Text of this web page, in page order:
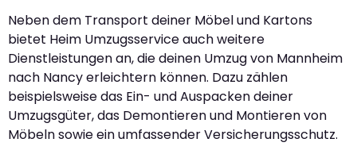
Neben dem Transport deiner Möbel und Kartons
bietet Heim Umzugsservice auch weitere
Dienstleistungen an, die deinen Umzug von Mannheim
nach Nancy erleichtern können. Dazu zählen
beispielsweise das Ein- und Auspacken deiner
Umzugsgüter, das Demontieren und Montieren von
Möbeln sowie ein umfassender Versicherungsschutz.